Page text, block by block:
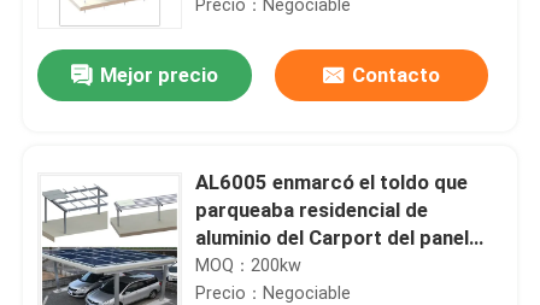
Precio：Negociable
Mejor precio Contacto
AL6005 enmarcó el toldo que
parqueaba residencial de
aluminio del Carport del panel
solar
MOQ：200kw
Precio：Negociable